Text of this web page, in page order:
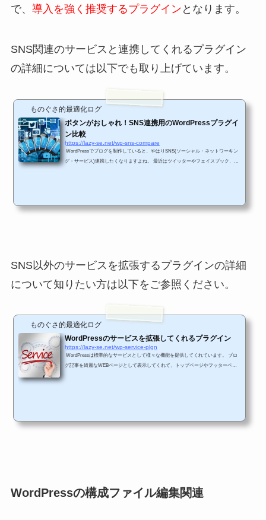
で、 導入を強く推奨するプラグイン となります。
SNS関連のサービスと連携してくれるプラグイン
の詳細については以下でも取り上げています。
ものぐさ的最適化ログ
ボタンがおしゃれ！SNS連携用のWordPressプラグイ
ン比較
https://lazy-se.net/wp-sns-compare
WordPressでブログを制作していると、やはりSNS(ソーシャル・ネットワーキン
グ・サービス)連携したくなりますよね。 最近はツイッターやフェイスブック、LI
携して、便利な機能を提供してくれるプ...
SNS以外のサービスを拡張するプラグインの詳細
について知りたい方は以下をご参照ください。
ものぐさ的最適化ログ
WordPressのサービスを拡張してくれるプラグイン
https://lazy-se.net/wp-service-plgn
WordPressは標準的なサービスとして様々な機能を提供してくれています。 ブロ
グ記事を綺麗なWEBページとして表示してくれて、トップページやフッターペー
WordPressの構成ファイル編集関連